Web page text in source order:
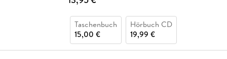
Taschenbuch
15,00 €
Hörbuch CD
19,99 €